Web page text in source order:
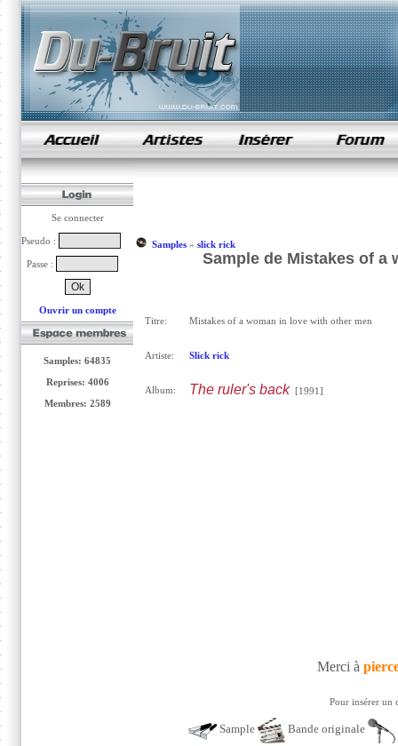
samples de rap
Se connecter
Pseudo :
Passe :
Ouvrir un compte
Samples: 64835
Reprises: 4006
Membres: 2589
Samples» slick rick
Sample de Mistakes of a
Titre: Mistakes of a woman in love with other men
Artiste: Slick rick
Album: The ruler's back[1991]
Merci à
Pour insérer un
Sample Bande originale